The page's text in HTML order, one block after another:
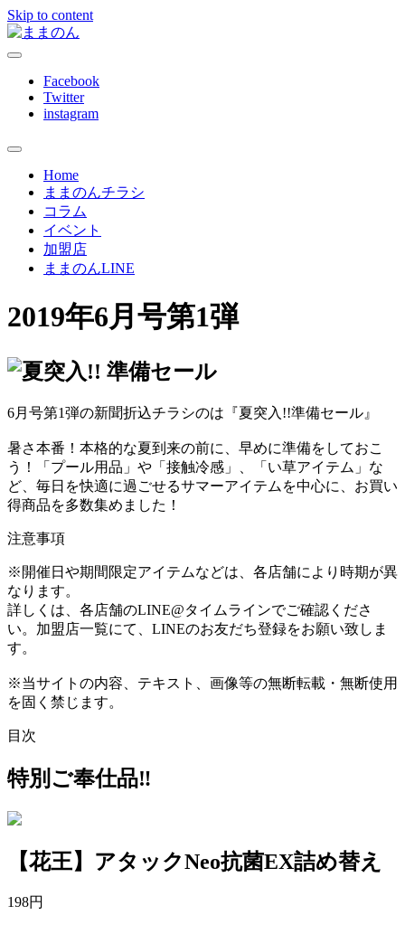
Skip to content
ままのん
ままのんは、忙しいあなたを応援します
Facebook
Twitter
instagram
Home
ままのんチラシ
コラム
イベント
加盟店
ままのんLINE
2019年6月号第1弾
6月号第1弾の新聞折込チラシのは『夏突入!!準備セール』
暑さ本番！本格的な夏到来の前に、早めに準備をしておこ
う！「プール用品」や「接触冷感」、「い草アイテム」な
ど、毎日を快適に過ごせるサマーアイテムを中心に、お買い
得商品を多数集めました！
注意事項
※開催日や期間限定アイテムなどは、各店舗により時期が異
なります。
詳しくは、各店舗のLINE@タイムラインでご確認くださ
い。加盟店一覧にて、LINEのお友だち登録をお願い致しま
す。
※当サイトの内容、テキスト、画像等の無断転載・無断使用
を固く禁じます。
目次
特別ご奉仕品‼︎
【花王】アタックNeo抗菌EX詰め替え
198円